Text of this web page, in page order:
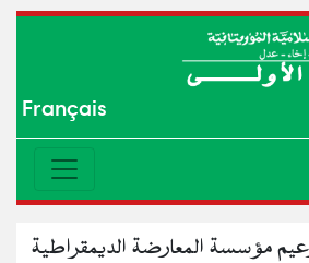
Français
مؤسسة المعارضة الديمقراطية